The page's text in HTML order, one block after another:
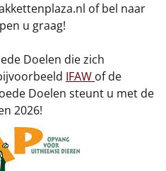
of bel naar
u graag!
Doelen die zich
IFAW of de
Doelen steunt u met de
2026!